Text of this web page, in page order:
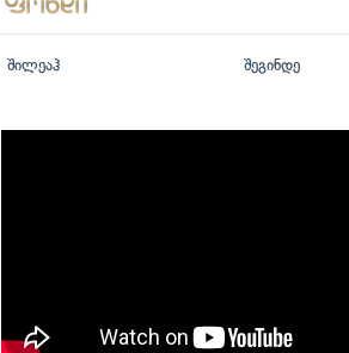
შილეაჰ შეგინდე